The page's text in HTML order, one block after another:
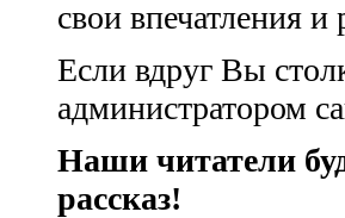
свои впечатления
Если вдруг Вы
администратором
Наши читатели
рассказ!